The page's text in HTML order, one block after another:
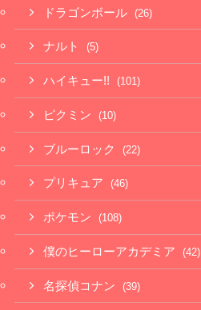
ドラゴンボール (26)
ナルト (5)
ハイキュー!! (101)
ピクミン (10)
ブルーロック (22)
プリキュア (46)
ポケモン (108)
僕のヒーローアカデミア (42)
名探偵コナン (39)